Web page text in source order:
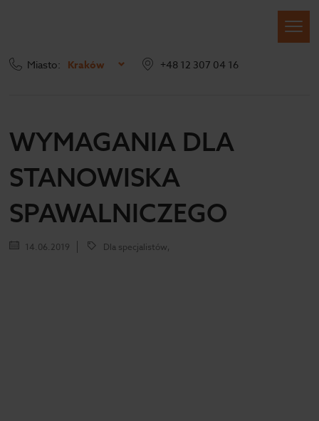
Miasto: Kraków +48 12 307 04 16
WYMAGANIA DLA
STANOWISKA
SPAWALNICZEGO
14.06.2019 Dla specjalistów,